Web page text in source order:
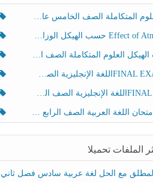
الصف الخامس عام الفصل الدراسي الثالث 2025-2026
المتكاملة الصف الخامس انسبير الفصل الثالث
اللغة العربية الصف الرابع الفصل الثالث
الملفات تحميلا
مع الحل لغة عربية سادس فصل ثاني